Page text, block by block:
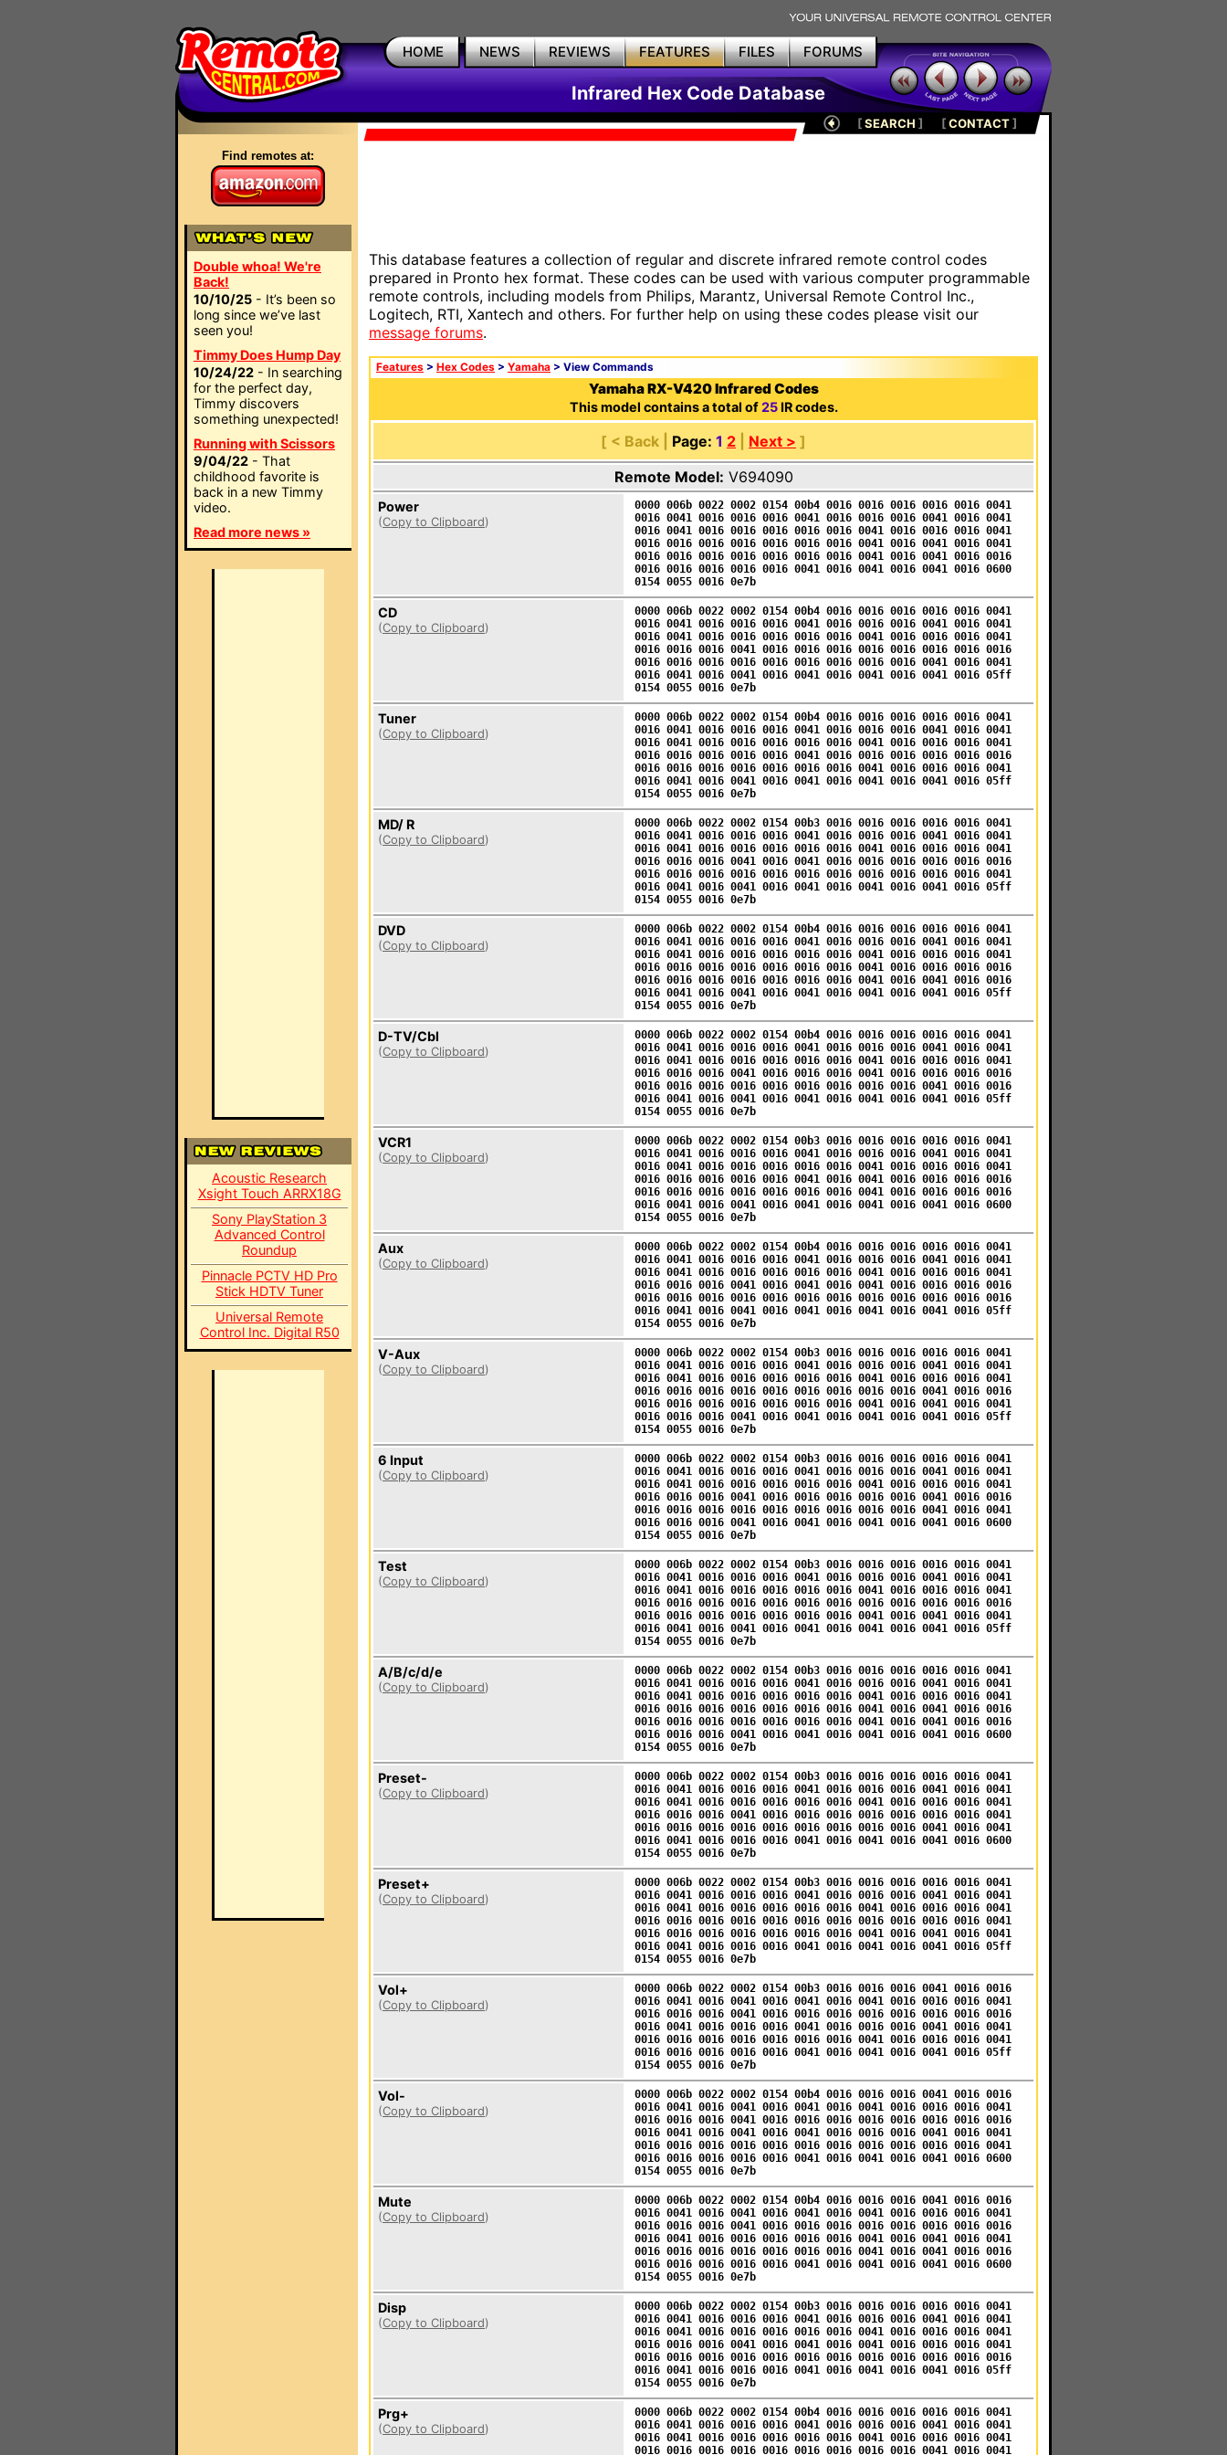
HOME NEWS REVIEWS FEATURES FILES FORUMS
Infrared Hex Code Database
Find remotes at:
Double whoa! We're
Back!
10/10/25 - It’s been so
long since we’ve last
seen you!
Timmy Does Hump Day
10/24/22 - In searching
for the perfect day,
Timmy discovers
something unexpected!
Running with Scissors
9/04/22 - That
childhood favorite is
back in a new Timmy
video.
Read more news »
Acoustic Research
Xsight Touch ARRX18G
Sony PlayStation 3
Advanced Control
Roundup
Pinnacle PCTV HD Pro
Stick HDTV Tuner
Universal Remote
Control Inc. Digital R50
[SEARCH ] [CONTACT]
This database features a collection of regular and discrete infrared remote control codes
prepared in Pronto hex format. These codes can be used with various computer programmable
remote controls, including models from Philips, Marantz, Universal Remote Control Inc.,
Logitech, RTI, Xantech and others. For further help on using these codes please visit our
message forums.
Features > Hex Codes > Yamaha > View Commands
Yamaha RX-V420 Infrared Codes
This model contains a total of25IR codes.
[ < Back | Page: 1 2 Next > ]
Remote Model: V694090
Power
(Copy to Clipboard)
0000 006b 0022 0002 0154 00b4 0016 0016 0016 0016 0016 0041
0016 0041 0016 0016 0016 0041 0016 0016 0016 0041 0016 0041
0016 0041 0016 0016 0016 0016 0016 0041 0016 0016 0016 0041
0016 0016 0016 0016 0016 0016 0016 0041 0016 0041 0016 0041
0016 0016 0016 0016 0016 0016 0016 0041 0016 0041 0016 0016
0016 0016 0016 0016 0016 0041 0016 0041 0016 0041 0016 0600
0154 0055 0016 0e7b
CD
(Copy to Clipboard)
0000 006b 0022 0002 0154 00b4 0016 0016 0016 0016 0016 0041
0016 0041 0016 0016 0016 0041 0016 0016 0016 0041 0016 0041
0016 0041 0016 0016 0016 0016 0016 0041 0016 0016 0016 0041
0016 0016 0016 0041 0016 0016 0016 0016 0016 0016 0016 0016
0016 0016 0016 0016 0016 0016 0016 0016 0016 0041 0016 0041
0016 0041 0016 0041 0016 0041 0016 0041 0016 0041 0016 05ff
0154 0055 0016 0e7b
Tuner
(Copy to Clipboard)
0000 006b 0022 0002 0154 00b4 0016 0016 0016 0016 0016 0041
0016 0041 0016 0016 0016 0041 0016 0016 0016 0041 0016 0041
0016 0041 0016 0016 0016 0016 0016 0041 0016 0016 0016 0041
0016 0016 0016 0016 0016 0041 0016 0016 0016 0016 0016 0016
0016 0016 0016 0016 0016 0016 0016 0041 0016 0016 0016 0041
0016 0041 0016 0041 0016 0041 0016 0041 0016 0041 0016 05ff
0154 0055 0016 0e7b
MD/ R
(Copy to Clipboard)
0000 006b 0022 0002 0154 00b3 0016 0016 0016 0016 0016 0041
0016 0041 0016 0016 0016 0041 0016 0016 0016 0041 0016 0041
0016 0041 0016 0016 0016 0016 0016 0041 0016 0016 0016 0041
0016 0016 0016 0041 0016 0041 0016 0016 0016 0016 0016 0016
0016 0016 0016 0016 0016 0016 0016 0016 0016 0016 0016 0041
0016 0041 0016 0041 0016 0041 0016 0041 0016 0041 0016 05ff
0154 0055 0016 0e7b
DVD
(Copy to Clipboard)
0000 006b 0022 0002 0154 00b4 0016 0016 0016 0016 0016 0041
0016 0041 0016 0016 0016 0041 0016 0016 0016 0041 0016 0041
0016 0041 0016 0016 0016 0016 0016 0041 0016 0016 0016 0041
0016 0016 0016 0016 0016 0016 0016 0041 0016 0016 0016 0016
0016 0016 0016 0016 0016 0016 0016 0041 0016 0041 0016 0016
0016 0041 0016 0041 0016 0041 0016 0041 0016 0041 0016 05ff
0154 0055 0016 0e7b
D-TV/Cbl
(Copy to Clipboard)
0000 006b 0022 0002 0154 00b4 0016 0016 0016 0016 0016 0041
0016 0041 0016 0016 0016 0041 0016 0016 0016 0041 0016 0041
0016 0041 0016 0016 0016 0016 0016 0041 0016 0016 0016 0041
0016 0016 0016 0041 0016 0016 0016 0041 0016 0016 0016 0016
0016 0016 0016 0016 0016 0016 0016 0016 0016 0041 0016 0016
0016 0041 0016 0041 0016 0041 0016 0041 0016 0041 0016 05ff
0154 0055 0016 0e7b
VCR1
(Copy to Clipboard)
0000 006b 0022 0002 0154 00b3 0016 0016 0016 0016 0016 0041
0016 0041 0016 0016 0016 0041 0016 0016 0016 0041 0016 0041
0016 0041 0016 0016 0016 0016 0016 0041 0016 0016 0016 0041
0016 0016 0016 0016 0016 0041 0016 0041 0016 0016 0016 0016
0016 0016 0016 0016 0016 0016 0016 0041 0016 0016 0016 0016
0016 0041 0016 0041 0016 0041 0016 0041 0016 0041 0016 0600
0154 0055 0016 0e7b
Aux
(Copy to Clipboard)
0000 006b 0022 0002 0154 00b4 0016 0016 0016 0016 0016 0041
0016 0041 0016 0016 0016 0041 0016 0016 0016 0041 0016 0041
0016 0041 0016 0016 0016 0016 0016 0041 0016 0016 0016 0041
0016 0016 0016 0041 0016 0041 0016 0041 0016 0016 0016 0016
0016 0016 0016 0016 0016 0016 0016 0016 0016 0016 0016 0016
0016 0041 0016 0041 0016 0041 0016 0041 0016 0041 0016 05ff
0154 0055 0016 0e7b
V-Aux
(Copy to Clipboard)
0000 006b 0022 0002 0154 00b3 0016 0016 0016 0016 0016 0041
0016 0041 0016 0016 0016 0041 0016 0016 0016 0041 0016 0041
0016 0041 0016 0016 0016 0016 0016 0041 0016 0016 0016 0041
0016 0016 0016 0016 0016 0016 0016 0016 0016 0041 0016 0016
0016 0016 0016 0016 0016 0016 0016 0041 0016 0041 0016 0041
0016 0016 0016 0041 0016 0041 0016 0041 0016 0041 0016 05ff
0154 0055 0016 0e7b
6 Input
(Copy to Clipboard)
0000 006b 0022 0002 0154 00b3 0016 0016 0016 0016 0016 0041
0016 0041 0016 0016 0016 0041 0016 0016 0016 0041 0016 0041
0016 0041 0016 0016 0016 0016 0016 0041 0016 0016 0016 0041
0016 0016 0016 0041 0016 0016 0016 0016 0016 0041 0016 0016
0016 0016 0016 0016 0016 0016 0016 0016 0016 0041 0016 0041
0016 0016 0016 0041 0016 0041 0016 0041 0016 0041 0016 0600
0154 0055 0016 0e7b
Test
(Copy to Clipboard)
0000 006b 0022 0002 0154 00b3 0016 0016 0016 0016 0016 0041
0016 0041 0016 0016 0016 0041 0016 0016 0016 0041 0016 0041
0016 0041 0016 0016 0016 0016 0016 0041 0016 0016 0016 0041
0016 0016 0016 0016 0016 0016 0016 0016 0016 0016 0016 0016
0016 0016 0016 0016 0016 0016 0016 0041 0016 0041 0016 0041
0016 0041 0016 0041 0016 0041 0016 0041 0016 0041 0016 05ff
0154 0055 0016 0e7b
A/B/c/d/e
(Copy to Clipboard)
0000 006b 0022 0002 0154 00b3 0016 0016 0016 0016 0016 0041
0016 0041 0016 0016 0016 0041 0016 0016 0016 0041 0016 0041
0016 0041 0016 0016 0016 0016 0016 0041 0016 0016 0016 0041
0016 0016 0016 0016 0016 0016 0016 0041 0016 0041 0016 0016
0016 0016 0016 0016 0016 0016 0016 0041 0016 0041 0016 0016
0016 0016 0016 0041 0016 0041 0016 0041 0016 0041 0016 0600
0154 0055 0016 0e7b
Preset-
(Copy to Clipboard)
0000 006b 0022 0002 0154 00b3 0016 0016 0016 0016 0016 0041
0016 0041 0016 0016 0016 0041 0016 0016 0016 0041 0016 0041
0016 0041 0016 0016 0016 0016 0016 0041 0016 0016 0016 0041
0016 0016 0016 0041 0016 0016 0016 0016 0016 0016 0016 0041
0016 0016 0016 0016 0016 0016 0016 0016 0016 0041 0016 0041
0016 0041 0016 0016 0016 0041 0016 0041 0016 0041 0016 0600
0154 0055 0016 0e7b
Preset+
(Copy to Clipboard)
0000 006b 0022 0002 0154 00b3 0016 0016 0016 0016 0016 0041
0016 0041 0016 0016 0016 0041 0016 0016 0016 0041 0016 0041
0016 0041 0016 0016 0016 0016 0016 0041 0016 0016 0016 0041
0016 0016 0016 0016 0016 0016 0016 0016 0016 0016 0016 0041
0016 0016 0016 0016 0016 0016 0016 0041 0016 0041 0016 0041
0016 0041 0016 0016 0016 0041 0016 0041 0016 0041 0016 05ff
0154 0055 0016 0e7b
Vol+
(Copy to Clipboard)
0000 006b 0022 0002 0154 00b3 0016 0016 0016 0041 0016 0016
0016 0041 0016 0041 0016 0041 0016 0041 0016 0016 0016 0041
0016 0016 0016 0041 0016 0016 0016 0016 0016 0016 0016 0016
0016 0041 0016 0016 0016 0041 0016 0016 0016 0041 0016 0041
0016 0016 0016 0016 0016 0016 0016 0041 0016 0016 0016 0041
0016 0016 0016 0016 0016 0041 0016 0041 0016 0041 0016 05ff
0154 0055 0016 0e7b
Vol-
(Copy to Clipboard)
0000 006b 0022 0002 0154 00b4 0016 0016 0016 0041 0016 0016
0016 0041 0016 0041 0016 0041 0016 0041 0016 0016 0016 0041
0016 0016 0016 0041 0016 0016 0016 0016 0016 0016 0016 0016
0016 0041 0016 0041 0016 0041 0016 0016 0016 0041 0016 0041
0016 0016 0016 0016 0016 0016 0016 0016 0016 0016 0016 0041
0016 0016 0016 0016 0016 0041 0016 0041 0016 0041 0016 0600
0154 0055 0016 0e7b
Mute
(Copy to Clipboard)
0000 006b 0022 0002 0154 00b4 0016 0016 0016 0041 0016 0016
0016 0041 0016 0041 0016 0041 0016 0041 0016 0016 0016 0041
0016 0016 0016 0041 0016 0016 0016 0016 0016 0016 0016 0016
0016 0041 0016 0016 0016 0016 0016 0041 0016 0041 0016 0041
0016 0016 0016 0016 0016 0016 0016 0041 0016 0041 0016 0016
0016 0016 0016 0016 0016 0041 0016 0041 0016 0041 0016 0600
0154 0055 0016 0e7b
Disp
(Copy to Clipboard)
0000 006b 0022 0002 0154 00b3 0016 0016 0016 0016 0016 0041
0016 0041 0016 0016 0016 0041 0016 0016 0016 0041 0016 0041
0016 0041 0016 0016 0016 0016 0016 0041 0016 0016 0016 0041
0016 0016 0016 0041 0016 0041 0016 0041 0016 0016 0016 0041
0016 0016 0016 0016 0016 0016 0016 0016 0016 0016 0016 0016
0016 0041 0016 0016 0016 0041 0016 0041 0016 0041 0016 05ff
0154 0055 0016 0e7b
Prg+
(Copy to Clipboard)
0000 006b 0022 0002 0154 00b4 0016 0016 0016 0016 0016 0041
0016 0041 0016 0016 0016 0041 0016 0016 0016 0041 0016 0041
0016 0041 0016 0016 0016 0016 0016 0041 0016 0016 0016 0041
0016 0016 0016 0016 0016 0016 0016 0016 0016 0041 0016 0041